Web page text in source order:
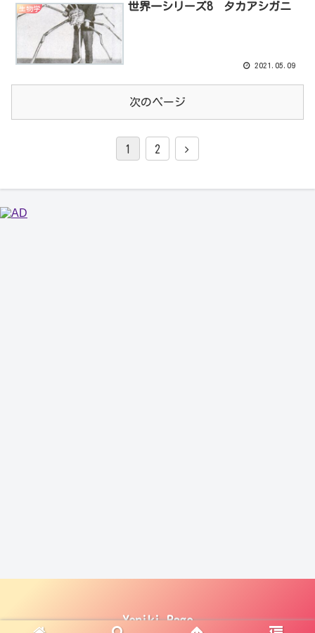
生物学 世界一シリーズ8 タカアシガニ
2021.05.09
次のページ
1 2
Yoniki Page